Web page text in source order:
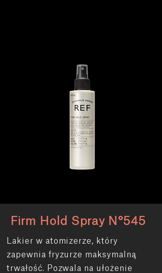
Firm Hold Spray N°545
Lakier w atomizerze, który
zapewnia fryzurze maksymalną
trwałość. Pozwala na ułożenie